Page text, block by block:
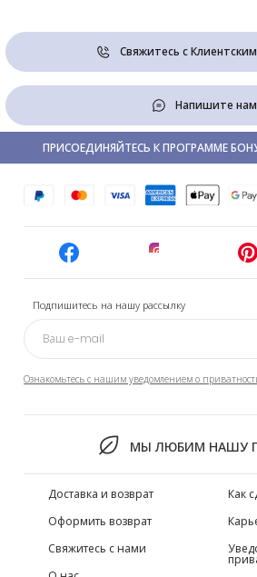
Свяжитесь с
Напишите нам
Подпишитесь на нашу рассылку
Ознакомьтесь с нашим уведомлением о
МЫ ЛЮБИМ НАШУ
ПРИСОЕДИНЯЙТЕСЬ К ПРОГРАММЕ
Доставка и возврат
Оформить возврат
Свяжитесь с нами
Как